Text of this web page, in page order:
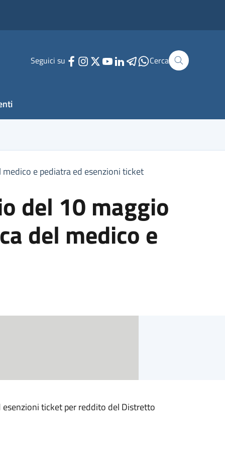
Seguici su Cerca
e pediatra ed esenzioni ticket
del 10 maggio
del medico e
ticket per reddito del Distretto